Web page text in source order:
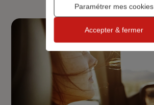
Paramétrer mes cookies
Accepter & fermer